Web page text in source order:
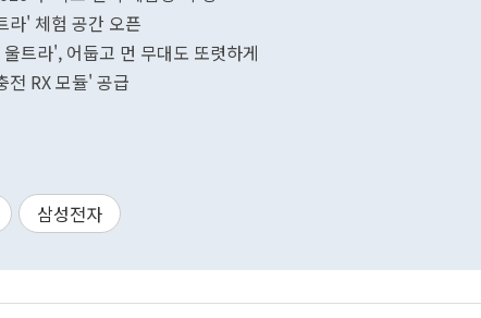
라' 체험 공간 오픈
트라', 어둡고 먼 무대도 또렷하게
전 RX 모듈' 공급
삼성전자